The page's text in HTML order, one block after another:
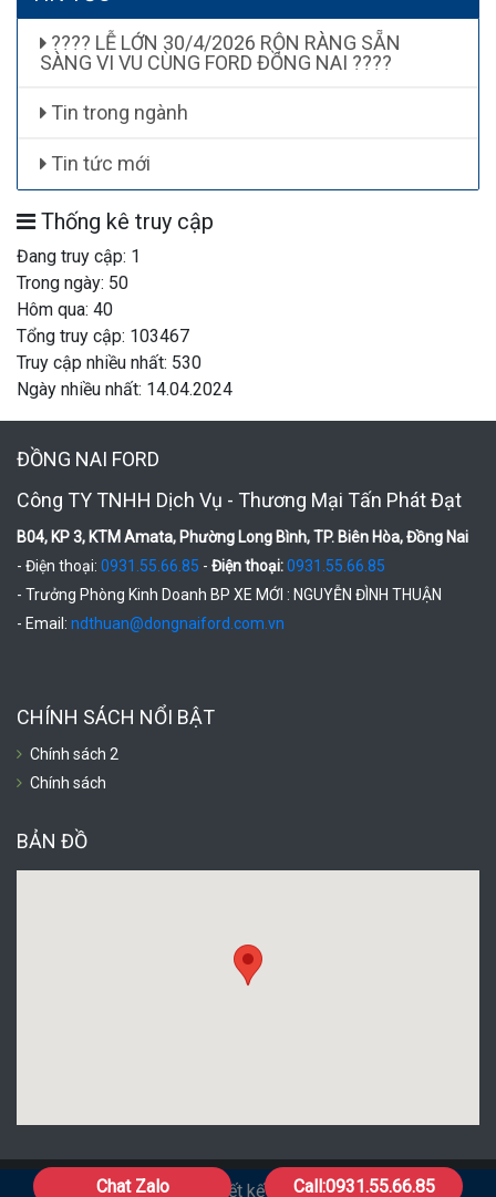
???? LỄ LỚN 30/4/2026 RỘN RÀNG SẴN
SÀNG VI VU CÙNG FORD ĐỒNG NAI ????
Tin trong ngành
Tin tức mới
Thống kê truy cập
Đang truy cập: 1
Trong ngày: 50
Hôm qua: 40
Tổng truy cập: 103467
Truy cập nhiều nhất: 530
Ngày nhiều nhất: 14.04.2024
ĐỒNG NAI FORD
Công TY TNHH Dịch Vụ - Thương Mại Tấn Phát Đạt
B04, KP 3, KTM Amata, Phường Long Bình, TP. Biên Hòa, Đồng Nai
- Điện thoại: 0931.55.66.85 - Điện thoại:0931.55.66.85
- Trưởng Phòng Kinh Doanh BP XE MỚI : NGUYỄN ĐÌNH THUẬN
- Email: ndthuan@dongnaiford.com.vn
CHÍNH SÁCH NỔI BẬT
Chính sách 2
Chính sách
BẢN ĐỒ
Chat Zalo Call:0931.55.66.85
© Copyright 2026. Thiết kế website bởiFdola.com